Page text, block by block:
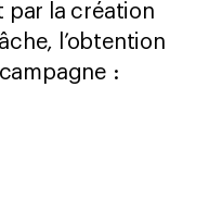
par la création
l’obtention
: